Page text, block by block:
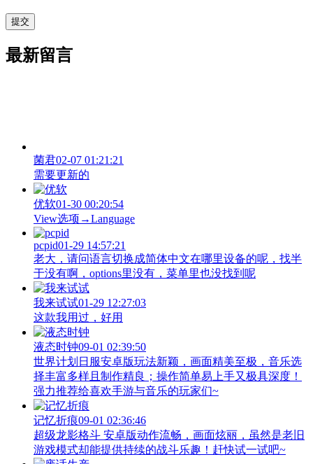
最新留言
菌君02-07 01:21:21
需要更新的
优软01-30 00:20:54
View‌选项→Language
pcpid01-29 14:57:21
老大，请问语言切换成简体中文在哪里设备的呢，找半
于没有啊，options里没有，菜单里也没找到呢
我来试试01-29 12:27:03
这款我用过，好用
液态时钟09-01 02:39:50
世界计划日服安卓版玩法新颖，画面精美至极，音乐选
择丰富多样且制作精良；操作简单易上手又极具深度！
强力推荐给喜欢手游与音乐的玩家们~
记忆折痕09-01 02:36:46
超级龙影格斗 安卓版动作流畅，画面炫丽，虽然是老旧
游戏模式却能提供持续的战斗乐趣！赶快试一试吧~